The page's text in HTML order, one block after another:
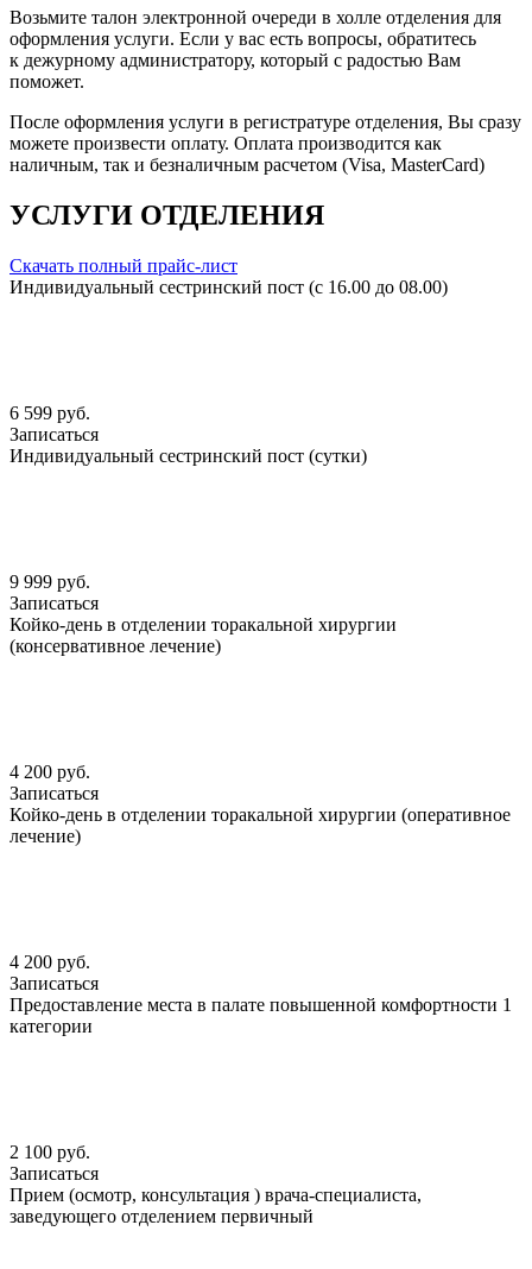
Возьмите талон электронной очереди в холле отделения для
оформления услуги. Если у вас есть вопросы, обратитесь
к дежурному администратору, который с радостью Вам
поможет.
После оформления услуги в регистратуре отделения, Вы сразу
можете произвести оплату. Оплата производится как
наличным, так и безналичным расчетом (Visa, MasterCard)
УСЛУГИ ОТДЕЛЕНИЯ
Скачать полный прайс-лист
Индивидуальный сестринский пост (с 16.00 до 08.00)
6 599 руб.
Записаться
Индивидуальный сестринский пост (сутки)
9 999 руб.
Записаться
Койко-день в отделении торакальной хирургии
(консервативное лечение)
4 200 руб.
Записаться
Койко-день в отделении торакальной хирургии (оперативное
лечение)
4 200 руб.
Записаться
Предоставление места в палате повышенной комфортности 1
категории
2 100 руб.
Записаться
Прием (осмотр, консультация ) врача-специалиста,
заведующего отделением первичный